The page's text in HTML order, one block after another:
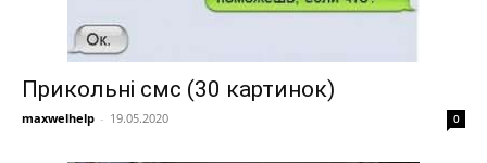
Прикольні смс (30 картинок)
maxwelhelp - 19.05.2020 0